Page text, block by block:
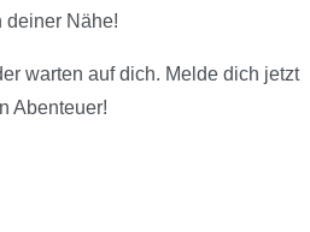
deiner Nähe!
warten auf dich. Melde dich jetzt
Abenteuer!